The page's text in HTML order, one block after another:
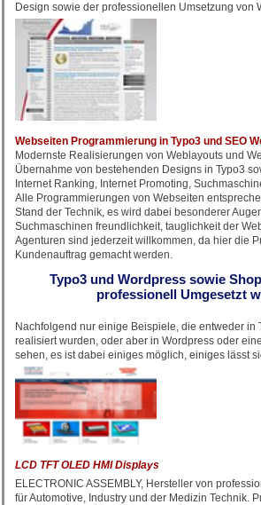
Design sowie der professionellen Umsetzung von
Webseiten Programmierung in Typo3 und SEO
Modernste Realisierungen von Weblayouts und
Übernahme von bestehenden Designs in Typo3
Internet Ranking, Internet Promoting,
Alle Programmierungen von Webseiten
Stand der Technik, es wird dabei besonderer
Suchmaschinen freundlichkeit, tauglichkeit der
Agenturen sind jederzeit willkommen, da hier die
Kundenauftrag gemacht werden.
Typo3 und Wordpress sowie
professionell Umgesetzt
Nachfolgend nur einige Beispiele, die entweder in
realisiert wurden, oder aber in Wordpress oder
sehen, es ist dabei einiges möglich, einiges lässt
LCD TFT OLED HMI Displays
ELECTRONIC ASSEMBLY, Hersteller von
für Automotive, Industry und der Medizin Technik.